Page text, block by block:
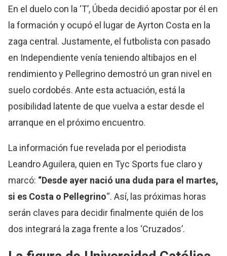
En el duelo con la ‘T’, Úbeda decidió apostar por él en
la formación y ocupó el lugar de Ayrton Costa en la
zaga central. Justamente, el futbolista con pasado
en Independiente venía teniendo altibajos en el
rendimiento y Pellegrino demostró un gran nivel en
suelo cordobés. Ante esta actuación, está la
posibilidad latente de que vuelva a estar desde el
arranque en el próximo encuentro.
La información fue revelada por el periodista
Leandro Aguilera, quien en Tyc Sports fue claro y
marcó: “Desde ayer nació una duda para el martes,
si es Costa o Pellegrino“. Así, las próximas horas
serán claves para decidir finalmente quién de los
dos integrará la zaga frente a los ‘Cruzados’.